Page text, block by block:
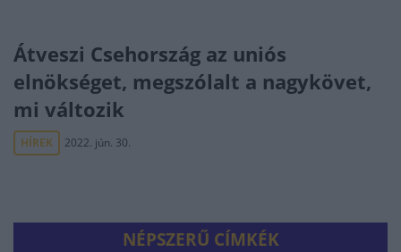
Átveszi Csehország az uniós
elnökséget, megszólalt a nagykövet,
mi változik
HÍREK 2022. jún. 30.
NÉPSZERŰ CÍMKÉK